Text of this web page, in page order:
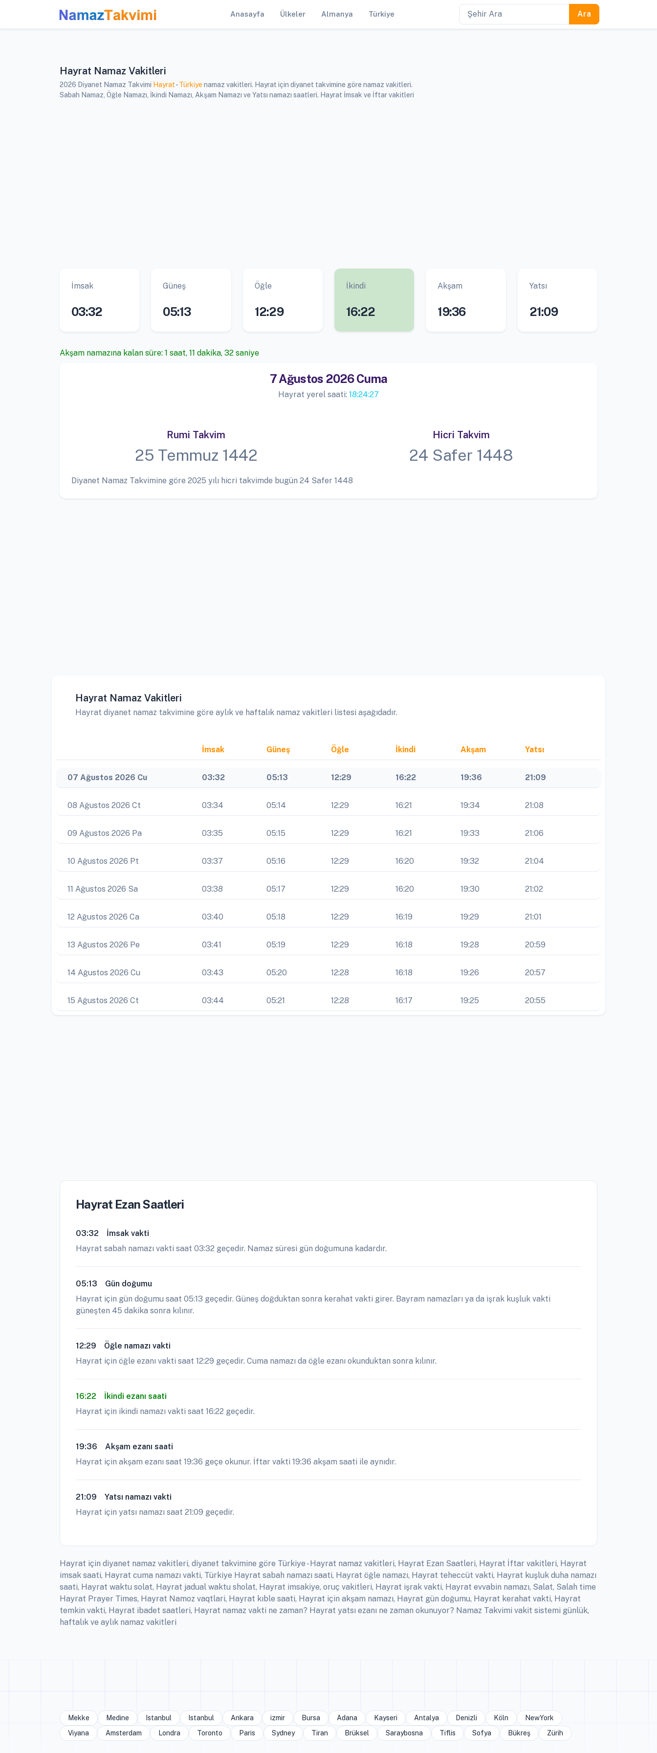
Anasayfa Ülkeler Almanya Türkiye
Hayrat Namaz Vakitleri
2026 Diyanet Namaz Takvimi Hayrat-Türkiye namaz vakitleri. Hayrat için diyanet takvimine göre namaz vakitleri.
Sabah Namaz, Öğle Namazı, İkindi Namazı, Akşam Namazı ve Yatsı namazı saatleri. Hayrat İmsak ve İftar vakitleri
İmsak
03:32
Güneş
05:13
Öğle
12:29
İkindi
16:22
Akşam
19:36
Yatsı
21:09
Akşam namazına kalan süre: 1 saat, 11 dakika, 31 saniye
7 Ağustos 2026 Cuma
Hayrat yerel saati: 18:24:28
Rumi Takvim
25 Temmuz 1442
Hicri Takvim
24 Safer 1448
Diyanet Namaz Takvimine göre 2025 yılı hicri takvimde bugün 24 Safer 1448
Hayrat Namaz Vakitleri
Hayrat diyanet namaz takvimine göre aylık ve haftalık namaz vakitleri listesi aşağıdadır.
İmsak Güneş Öğle İkindi Akşam Yatsı
07 Ağustos 2026 Cu 03:32 05:13 12:29 16:22 19:36 21:09
08 Ağustos 2026 Ct 03:34 05:14 12:29 16:21 19:34 21:08
09 Ağustos 2026 Pa 03:35 05:15 12:29 16:21 19:33 21:06
10 Ağustos 2026 Pt 03:37 05:16 12:29 16:20 19:32 21:04
11 Ağustos 2026 Sa 03:38 05:17 12:29 16:20 19:30 21:02
12 Ağustos 2026 Ca 03:40 05:18 12:29 16:19 19:29 21:01
13 Ağustos 2026 Pe 03:41 05:19 12:29 16:18 19:28 20:59
14 Ağustos 2026 Cu 03:43 05:20 12:28 16:18 19:26 20:57
15 Ağustos 2026 Ct 03:44 05:21 12:28 16:17 19:25 20:55
Hayrat Ezan Saatleri
03:32
İmsak vakti
Hayrat sabah namazı vakti saat 03:32 geçedir. Namaz süresi gün doğumuna kadardır.
05:13
Gün doğumu
Hayrat için gün doğumu saat 05:13 geçedir. Güneş doğduktan sonra kerahat vakti girer. Bayram namazları ya da işrak kuşluk vakti
güneşten 45 dakika sonra kılınır.
12:29
Öğle namazı vakti
Hayrat için öğle ezanı vakti saat 12:29 geçedir. Cuma namazı da öğle ezanı okunduktan sonra kılınır.
16:22
İkindi ezanı saati
Hayrat için ikindi namazı vakti saat 16:22 geçedir.
19:36
Akşam ezanı saati
Hayrat için akşam ezanı saat 19:36 geçe okunur. İftar vakti 19:36 akşam saati ile aynıdır.
21:09
Yatsı namazı vakti
Hayrat için yatsı namazı saat 21:09 geçedir.
Hayrat için diyanet namaz vakitleri, diyanet takvimine göre Türkiye - Hayrat namaz vakitleri, Hayrat Ezan Saatleri, Hayrat İftar vakitleri, Hayrat
imsak saati, Hayrat cuma namazı vakti, Türkiye Hayrat sabah namazı saati, Hayrat öğle namazı, Hayrat teheccüt vakti, Hayrat kuşluk duha namazı
saati, Hayrat waktu solat, Hayrat jadual waktu sholat, Hayrat imsakiye, oruç vakitleri, Hayrat işrak vakti, Hayrat evvabin namazı, Salat, Salah time
Hayrat Prayer Times, Hayrat Namoz vaqtlari, Hayrat kıble saati, Hayrat için akşam namazı, Hayrat gün doğumu, Hayrat kerahat vakti, Hayrat
temkin vakti, Hayrat ibadet saatleri, Hayrat namaz vakti ne zaman? Hayrat yatsı ezanı ne zaman okunuyor? Namaz Takvimi vakit sistemi günlük,
haftalık ve aylık namaz vakitleri
Mekke Medine Istanbul Istanbul Ankara izmir Bursa Adana Kayseri Antalya Denizli Köln
NewYork
Viyana
Amsterdam Londra Toronto Paris Sydney Tiran Brüksel Saraybosna Tiflis Sofya Bükreş Zürih